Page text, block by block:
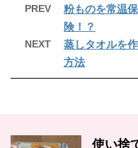
PREV
粉ものを常温
険！？
NEXT
蒸しタオルを
方法
使い捨